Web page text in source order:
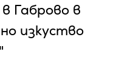
Габрово в
изкуство